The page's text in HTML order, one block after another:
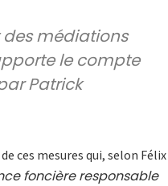
des médiations
le compte
Patrick
ces mesures qui, selon Félix
foncière responsable